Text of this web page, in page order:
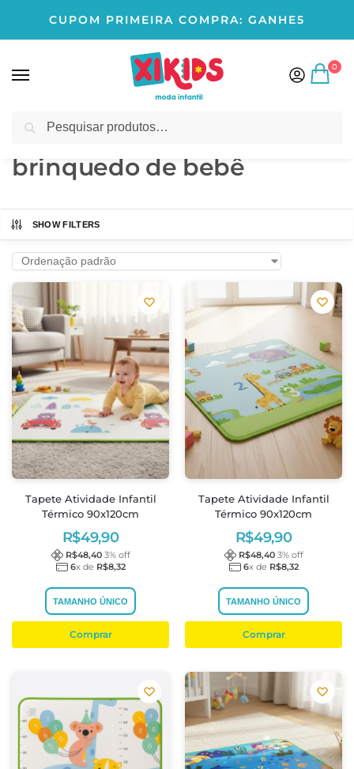
CUPOM PRIMEIRA COMPRA: GANHE5
0
Início Produtos marcados com a tag “brinquedo de bebê”
brinquedo de bebê
SHOW FILTERS
Tapete Atividade Infantil
Térmico 90x120cm
R$49,90
R$48,40 3% off
6x de R$8,32
TAMANHO ÚNICO
Comprar
Tapete Atividade Infantil
Térmico 90x120cm
R$49,90
R$48,40 3% off
6x de R$8,32
TAMANHO ÚNICO
Comprar